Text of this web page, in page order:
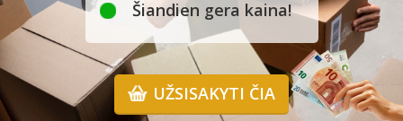
Šiandien gera kaina!
UŽSISAKYTI ČIA